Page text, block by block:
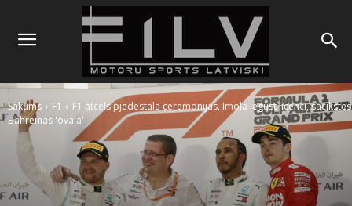
Sākums F1
F1 atcels pjedestāla ceremonijas, Imola iegūst licenci, sacīkstes
Bahreinas 'ovālā'